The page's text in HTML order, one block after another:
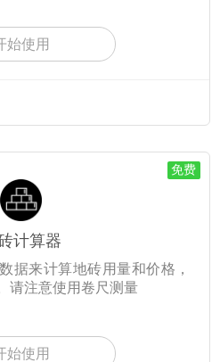
始使用
免费
计算器
据来计算地砖用量和价格，
请注意使用卷尺测量
始使用